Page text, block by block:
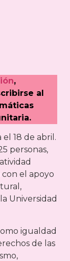
,
al
18 de abril.
personas,
el apoyo
Universidad
igualdad
de las